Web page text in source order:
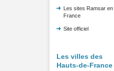
Les sites Ramsar en
France
Site officiel
Les villes des
Hauts-de-France